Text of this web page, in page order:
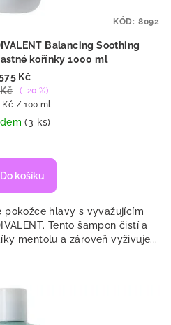
Balancing Soothing
kořínky 1000 ml
Kč
(–20 %)
Kč / 100 ml
(3 ks)
Do košíku
pokožce hlavy s vyvažujícím
Tento šampon čistí a
mentolu a zároveň vyživuje...
KÓD: 8092